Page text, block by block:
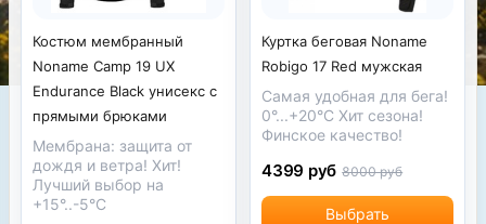
Костюм мембранный
Noname Camp 19 UX
Endurance Black унисекс с
прямыми брюками
Мембрана: защита от
дождя и ветра! Хит!
Лучший выбор на
+15°..-5°С
Куртка беговая Noname
Robigo 17 Red мужская
Самая удобная для бега!
0°...+20°С Хит сезона!
Финское качество!
Выбрать
4399 руб 8000 руб